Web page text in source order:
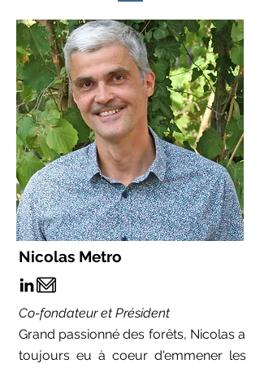
Nicolas Metro
Co-fondateur et Président
Grand passionné des forêts, Nicolas a
toujours eu à coeur d'emmener les